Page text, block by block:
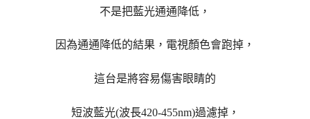
不是把藍光通通降低，
因為通通降低的結果，電視顏色會跑掉，
這台是將容易傷害眼睛的
短波藍光(波長420-455nm)過濾掉，